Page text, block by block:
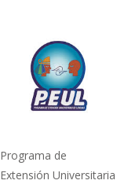
Programa de
Extensión Universitaria